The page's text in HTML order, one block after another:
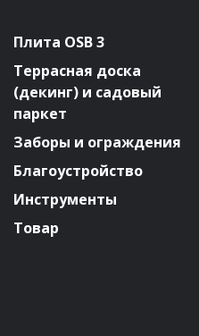
Плита OSB 3
Террасная доска
(декинг) и садовый
паркет
Заборы и ограждения
Благоустройство
Инструменты
Товар